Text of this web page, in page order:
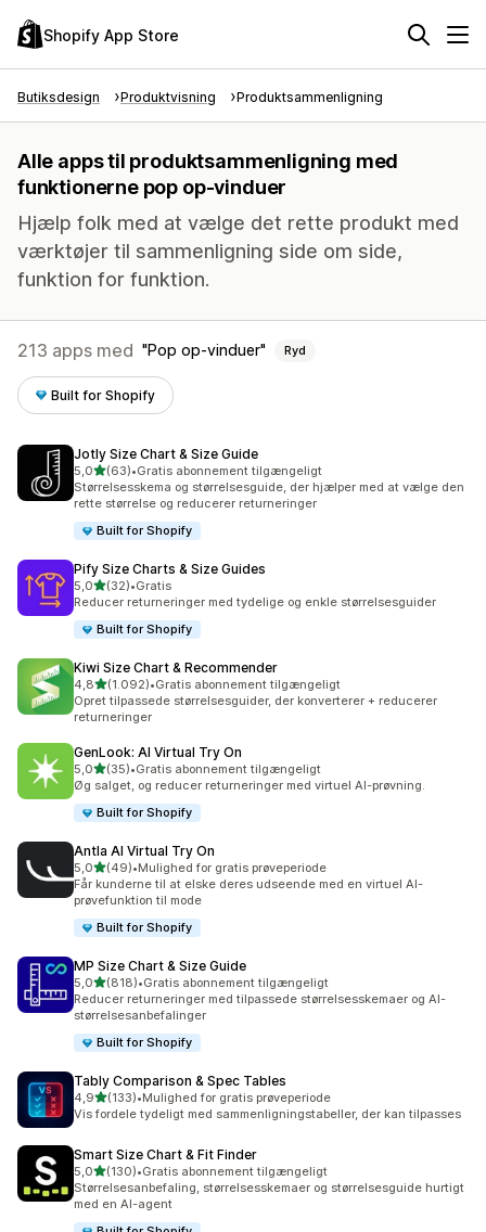
Shopify App Store
Butiksdesign Produktvisning Produktsammenligning
Alle apps til produktsammenligning med
funktionerne pop op-vinduer
Hjælp folk med at vælge det rette produkt med
værktøjer til sammenligning side om side,
funktion for funktion.
213 apps med Pop op-vinduer Ryd
Built for Shopify
Jotly Size Chart & Size Guide
5,0ud af 5 stjerner
(63)
63 anmeldelser i alt
•Gratis abonnement tilgængeligt
Størrelsesskema og størrelsesguide, der hjælper med at vælge den
rette størrelse og reducerer returneringer
Built for Shopify
Pify Size Charts & Size Guides
5,0ud af 5 stjerner
(32)
32 anmeldelser i alt
•Gratis
Reducer returneringer med tydelige og enkle størrelsesguider
Built for Shopify
Kiwi Size Chart & Recommender
4,8ud af 5 stjerner
(1.092)
1092 anmeldelser i alt
•Gratis abonnement tilgængeligt
Opret tilpassede størrelsesguider, der konverterer + reducerer
returneringer
GenLook: AI Virtual Try On
5,0ud af 5 stjerner
(35)
35 anmeldelser i alt
•Gratis abonnement tilgængeligt
Øg salget, og reducer returneringer med virtuel AI-prøvning.
Built for Shopify
Antla AI Virtual Try On
5,0ud af 5 stjerner
(49)
49 anmeldelser i alt
•Mulighed for gratis prøveperiode
Får kunderne til at elske deres udseende med en virtuel AI-
prøvefunktion til mode
Built for Shopify
MP Size Chart & Size Guide
5,0ud af 5 stjerner
(818)
818 anmeldelser i alt
•Gratis abonnement tilgængeligt
Reducer returneringer med tilpassede størrelsesskemaer og AI-
størrelsesanbefalinger
Built for Shopify
Tably Comparison & Spec Tables
4,9ud af 5 stjerner
(133)
133 anmeldelser i alt
•Mulighed for gratis prøveperiode
Vis fordele tydeligt med sammenligningstabeller, der kan tilpasses
Smart Size Chart & Fit Finder
5,0ud af 5 stjerner
(130)
130 anmeldelser i alt
•Gratis abonnement tilgængeligt
Størrelsesanbefaling, størrelsesskemaer og størrelsesguide hurtigt
med en AI-agent